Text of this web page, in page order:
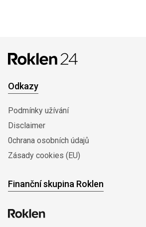
Odkazy
Podmínky užívání
Disclaimer
0chrana osobních údajů
Zásady cookies (EU)
Finanční skupina Roklen